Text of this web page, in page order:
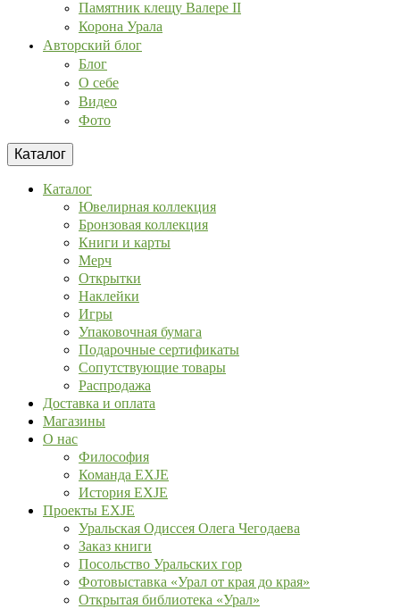
Памятник клещу Валере II
Корона Урала
Авторский блог
Блог
О себе
Видео
Фото
Каталог
Каталог
Ювелирная коллекция
Бронзовая коллекция
Книги и карты
Мерч
Открытки
Наклейки
Игры
Упаковочная бумага
Подарочные сертификаты
Сопутствующие товары
Распродажа
Доставка и оплата
Магазины
О нас
Философия
Команда EXJE
История EXJE
Проекты EXJE
Уральская Одиссея Олега Чегодаева
Заказ книги
Посольство Уральских гор
Фотовыставка «Урал от края до края»
Открытая библиотека «Урал»